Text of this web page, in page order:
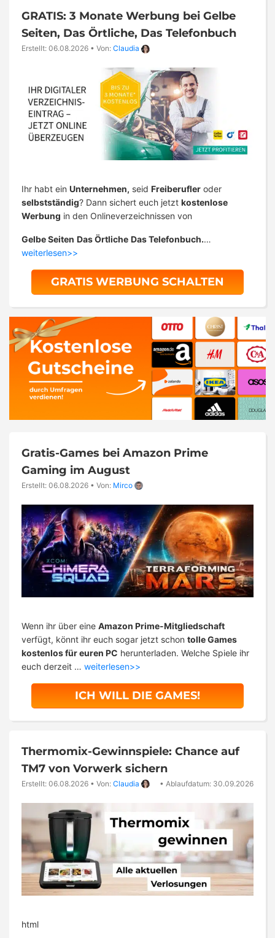
GRATIS: 3 Monate Werbung bei Gelbe
Seiten, Das Örtliche, Das Telefonbuch
Erstellt: 06.08.2026 • Von: Claudia
Ihr habt ein Unternehmen, seid Freiberufler oder
selbstständig? Dann sichert euch jetzt kostenlose
Werbung in den Onlineverzeichnissen von
Gelbe Seiten Das Örtliche Das Telefonbuch.…
weiterlesen>>
GRATIS WERBUNG SCHALTEN
Gratis-Games bei Amazon Prime
Gaming im August
Erstellt: 06.08.2026 • Von: Mirco
Wenn ihr über eine Amazon Prime-Mitgliedschaft
verfügt, könnt ihr euch sogar jetzt schon tolle Games
kostenlos für euren PC herunterladen. Welche Spiele ihr
euch derzeit … weiterlesen>>
ICH WILL DIE GAMES!
Thermomix-Gewinnspiele: Chance auf
TM7 von Vorwerk sichern
Erstellt: 06.08.2026 • Von: Claudia • Ablaufdatum: 30.09.2026
html